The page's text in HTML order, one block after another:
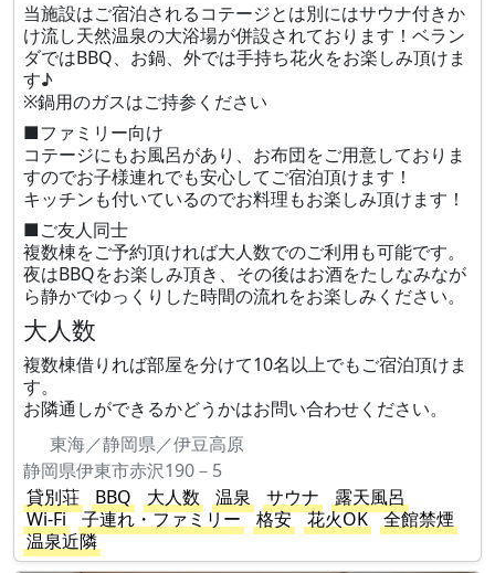
当施設はご宿泊されるコテージとは別にはサウナ付きか
け流し天然温泉の大浴場が併設されております！ベラン
ダではBBQ、お鍋、外では手持ち花火をお楽しみ頂けま
す♪
※鍋用のガスはご持参ください
■ファミリー向け
コテージにもお風呂があり、お布団をご用意しておりま
すのでお子様連れでも安心してご宿泊頂けます！
キッチンも付いているのでお料理もお楽しみ頂けます！
■ご友人同士
複数棟をご予約頂ければ大人数でのご利用も可能です。
夜はBBQをお楽しみ頂き、その後はお酒をたしなみなが
ら静かでゆっくりした時間の流れをお楽しみください。
大人数
複数棟借りれば部屋を分けて10名以上でもご宿泊頂けま
す。
お隣通しができるかどうかはお問い合わせください。
東海／静岡県／伊豆高原
静岡県伊東市赤沢190－5
貸別荘
BBQ 大人数 温泉 サウナ
露天風呂
Wi-Fi
子連れ・ファミリー 格安 花火OK
全館禁煙
温泉近隣